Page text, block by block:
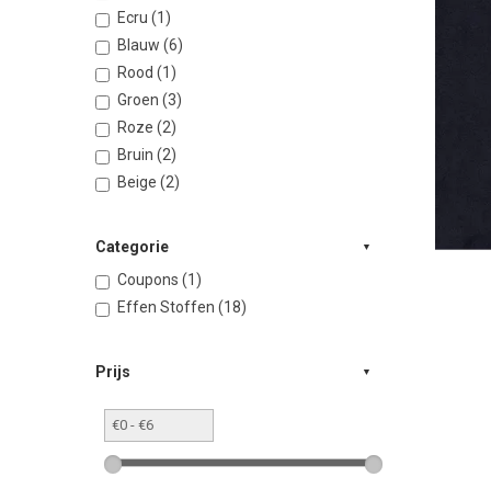
Ecru (1)
Blauw (6)
Rood (1)
Groen (3)
Roze (2)
Bruin (2)
Beige (2)
Categorie
Coupons (1)
Effen Stoffen (18)
Prijs